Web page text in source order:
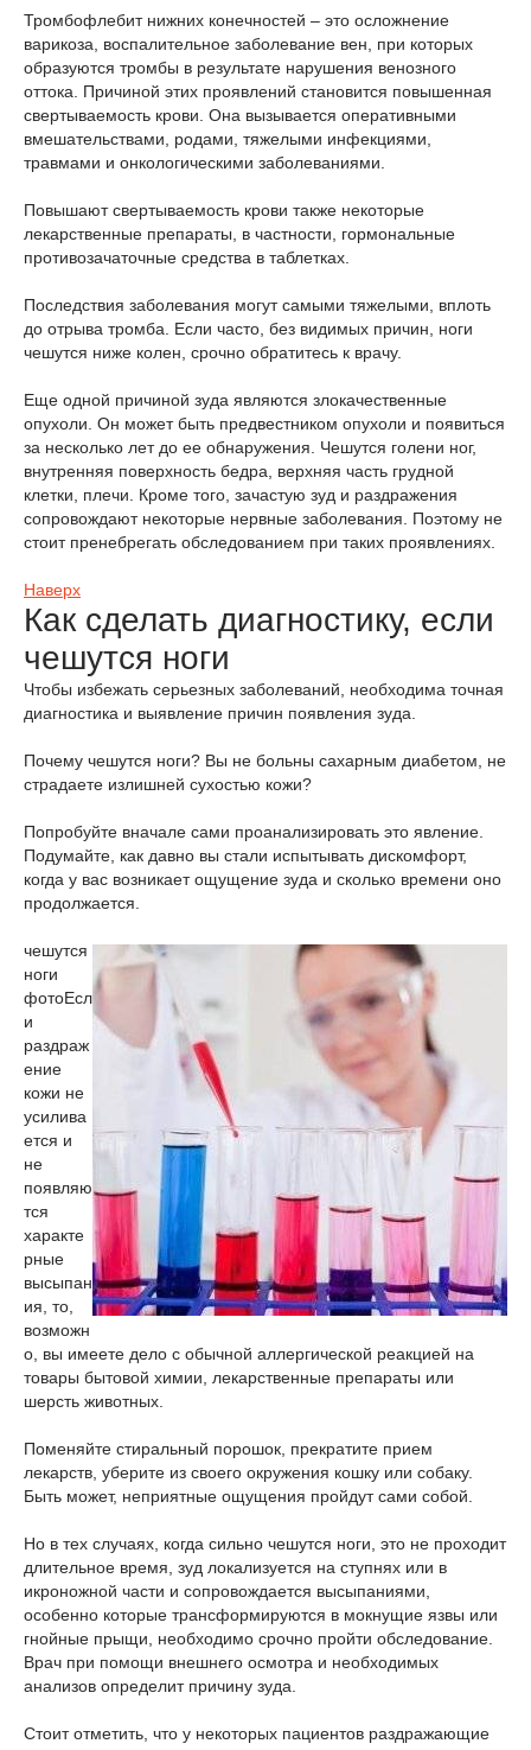
Тромбофлебит нижних конечностей – это осложнение
варикоза, воспалительное заболевание вен, при которых
образуются тромбы в результате нарушения венозного
оттока. Причиной этих проявлений становится повышенная
свертываемость крови. Она вызывается оперативными
вмешательствами, родами, тяжелыми инфекциями,
травмами и онкологическими заболеваниями.
Повышают свертываемость крови также некоторые
лекарственные препараты, в частности, гормональные
противозачаточные средства в таблетках.
Последствия заболевания могут самыми тяжелыми, вплоть
до отрыва тромба. Если часто, без видимых причин, ноги
чешутся ниже колен, срочно обратитесь к врачу.
Еще одной причиной зуда являются злокачественные
опухоли. Он может быть предвестником опухоли и появиться
за несколько лет до ее обнаружения. Чешутся голени ног,
внутренняя поверхность бедра, верхняя часть грудной
клетки, плечи. Кроме того, зачастую зуд и раздражения
сопровождают некоторые нервные заболевания. Поэтому не
стоит пренебрегать обследованием при таких проявлениях.
Наверх
Как сделать диагностику, если
чешутся ноги
Чтобы избежать серьезных заболеваний, необходима точная
диагностика и выявление причин появления зуда.
Почему чешутся ноги? Вы не больны сахарным диабетом, не
страдаете излишней сухостью кожи?
Попробуйте вначале сами проанализировать это явление.
Подумайте, как давно вы стали испытывать дискомфорт,
когда у вас возникает ощущение зуда и сколько времени оно
продолжается.
чешутся
ноги
фотоЕсл
и
раздраж
ение
кожи не
усилива
ется и
не
появляю
тся
характе
рные
высыпан
ия, то,
возможн
о, вы имеете дело с обычной аллергической реакцией на
товары бытовой химии, лекарственные препараты или
шерсть животных.
Поменяйте стиральный порошок, прекратите прием
лекарств, уберите из своего окружения кошку или собаку.
Быть может, неприятные ощущения пройдут сами собой.
Но в тех случаях, когда сильно чешутся ноги, это не проходит
длительное время, зуд локализуется на ступнях или в
икроножной части и сопровождается высыпаниями,
особенно которые трансформируются в мокнущие язвы или
гнойные прыщи, необходимо срочно пройти обследование.
Врач при помощи внешнего осмотра и необходимых
анализов определит причину зуда.
Стоит отметить, что у некоторых пациентов раздражающие